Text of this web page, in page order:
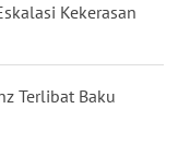
Kekerasan
Terlibat Baku